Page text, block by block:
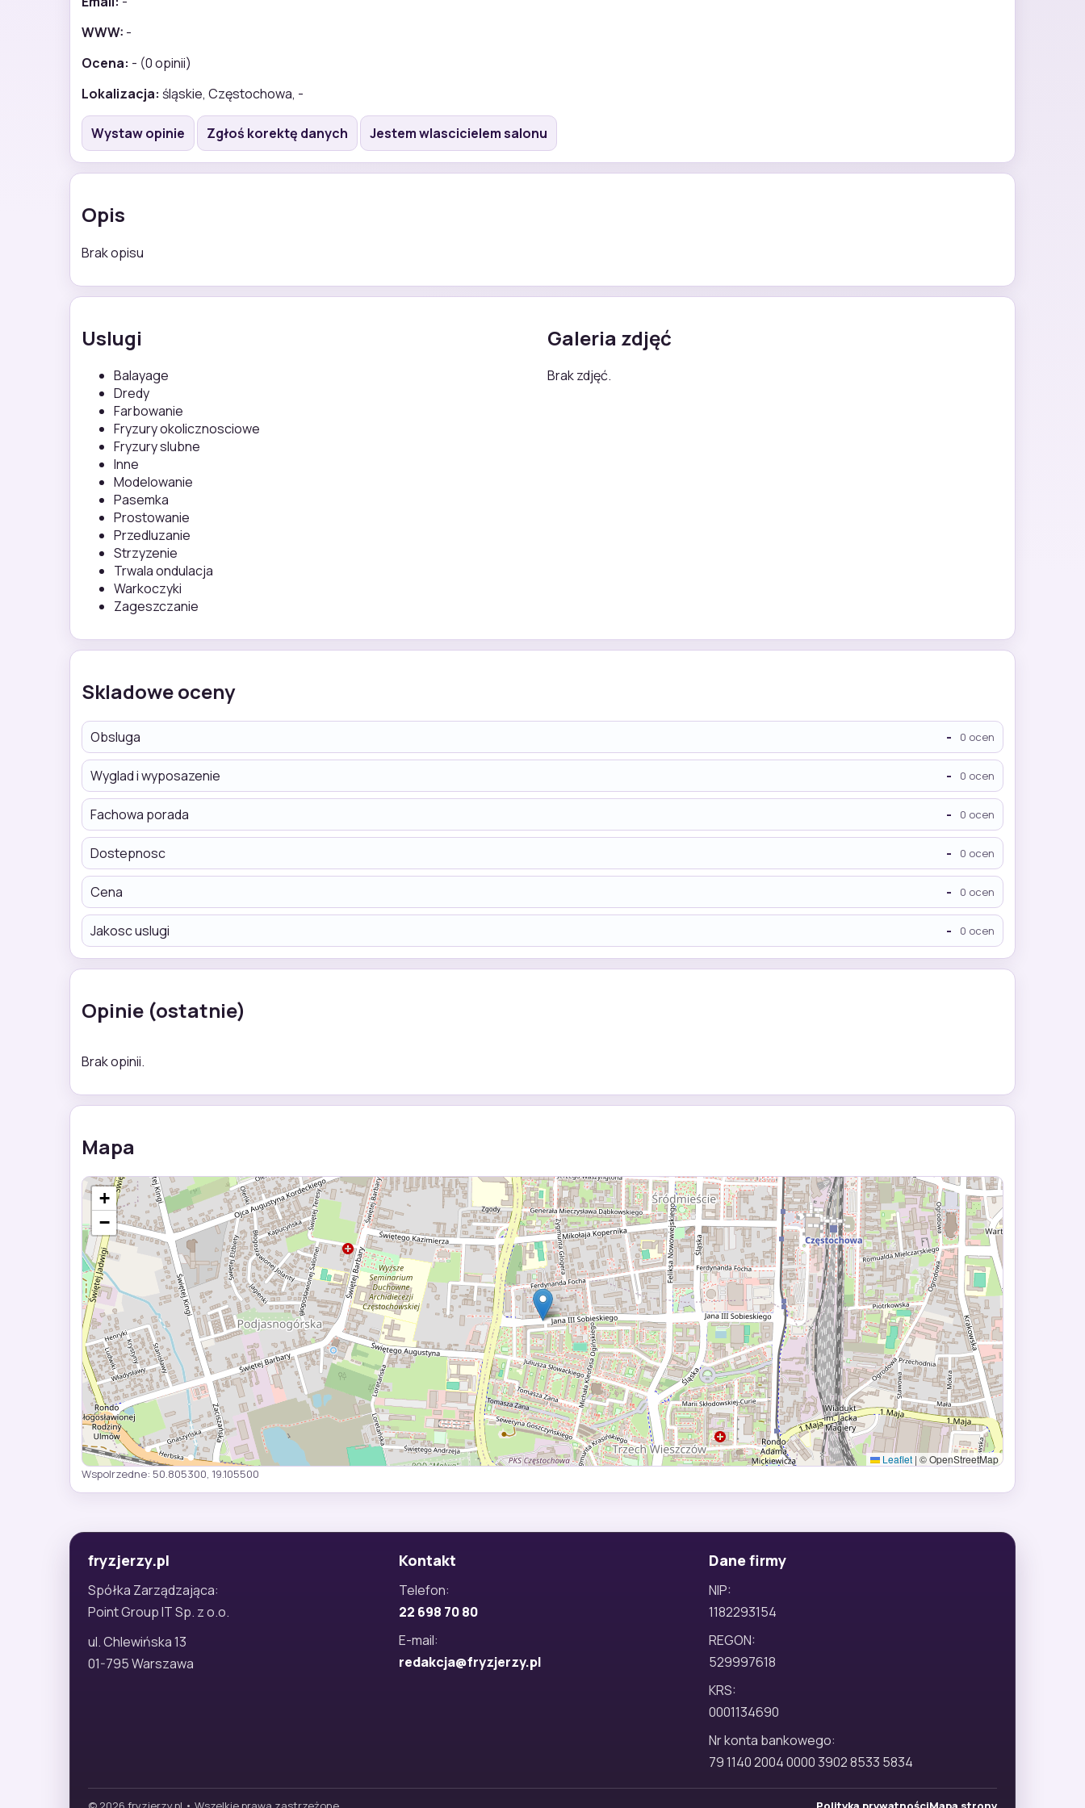
WWW: -
Ocena: - (0 opinii)
Lokalizacja: śląskie, Częstochowa, -
Wystaw opinie Zgłoś korektę danych Jestem wlascicielem salonu
Opis
Brak opisu
Uslugi
Balayage
Dredy
Farbowanie
Fryzury okolicznosciowe
Fryzury slubne
Inne
Modelowanie
Pasemka
Prostowanie
Przedluzanie
Strzyzenie
Trwala ondulacja
Warkoczyki
Zageszczanie
Galeria zdjęć
Brak zdjęć.
Skladowe oceny
Obsluga - 0 ocen
Wyglad i wyposazenie - 0 ocen
Fachowa porada - 0 ocen
Dostepnosc - 0 ocen
Cena - 0 ocen
Jakosc uslugi - 0 ocen
Opinie (ostatnie)
Brak opinii.
Mapa
+
−
Leaflet | © OpenStreetMap
Wspolrzedne: 50.805300, 19.105500
fryzjerzy.pl
Spółka Zarządzająca:
Point Group IT Sp. z o.o.
ul. Chlewińska 13
01-795 Warszawa
Kontakt
Telefon:
22 698 70 80
E-mail:
redakcja@fryzjerzy.pl
Dane firmy
NIP:
1182293154
REGON:
529997618
KRS:
0001134690
Nr konta bankowego:
79 1140 2004 0000 3902 8533 5834